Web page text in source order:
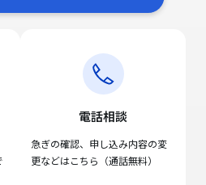
電話相談
急ぎの確認、申し込み内容の変
更などはこちら（通話無料）